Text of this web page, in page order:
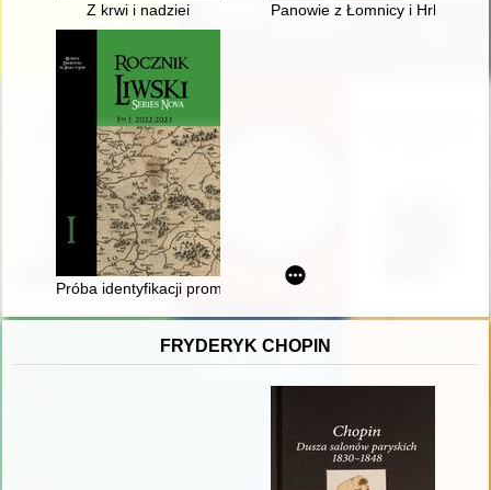
Z krwi i nadziei Panowie z Łomnicy i Hrhova :
Próba identyfikacji promotorów średniowiecznego osadnictwa
FRYDERYK CHOPIN